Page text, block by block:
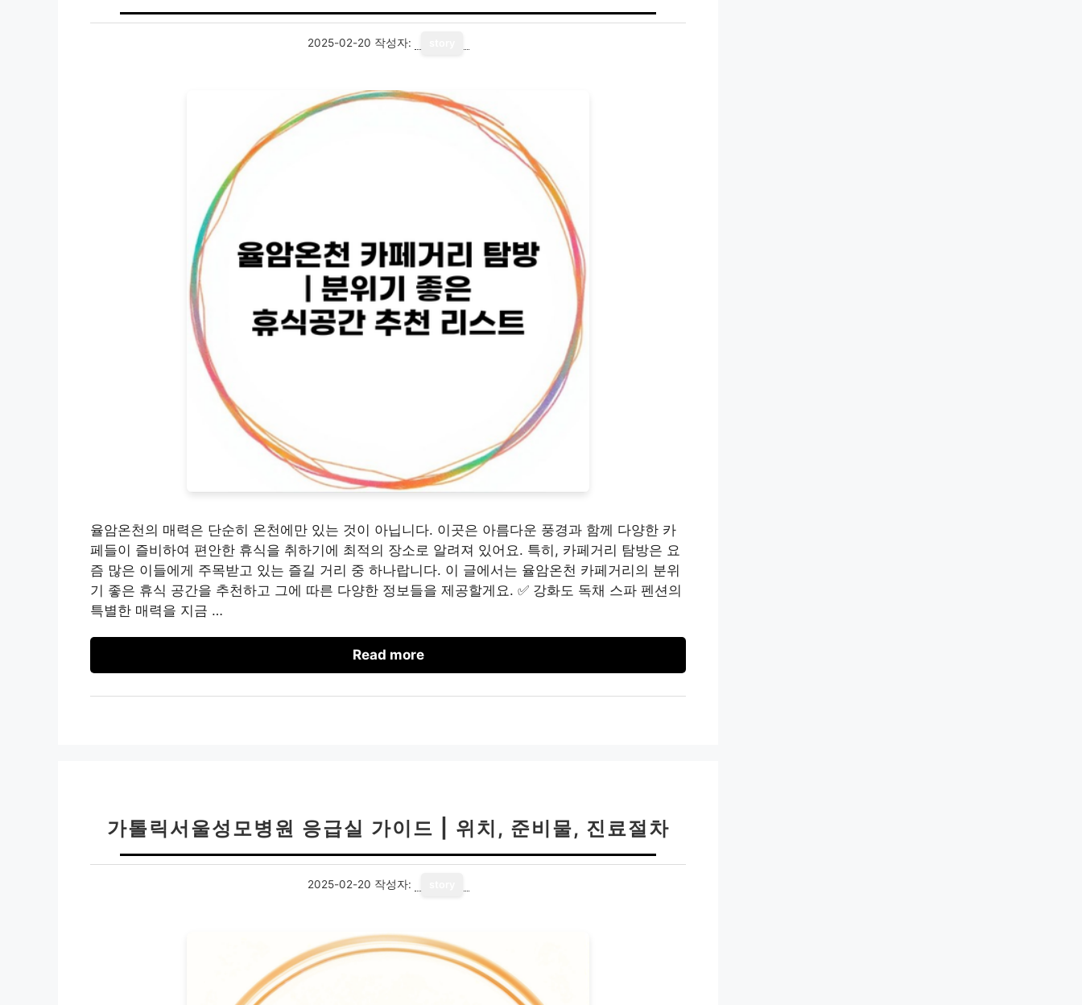
2025-02-20 작성자:
율암온천의 매력은 단순히 온천에만 있는 것이 아닙니다. 이곳은 아름다운 풍경과 함께 다양한 카
페들이 즐비하여 편안한 휴식을 취하기에 최적의 장소로 알려져 있어요. 특히, 카페거리 탐방은 요
즘 많은 이들에게 주목받고 있는 즐길 거리 중 하나랍니다. 이 글에서는 율암온천 카페거리의 분위
기 좋은 휴식 공간을 추천하고 그에 따른 다양한 정보들을 제공할게요. ✅ 강화도 독채 스파 펜션의
특별한 매력을 지금 …
Read more
가톨릭서울성모병원 응급실 가이드 | 위치, 준비물, 진료절차
2025-02-20 작성자: